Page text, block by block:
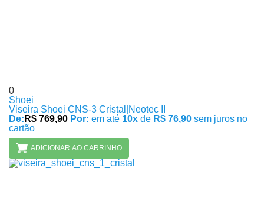
0
Shoei
Viseira Shoei CNS-3 Cristal|Neotec II
De: R$ 769,90 Por: em até 10x de R$ 76,90 sem juros no
cartão
ADICIONAR AO CARRINHO